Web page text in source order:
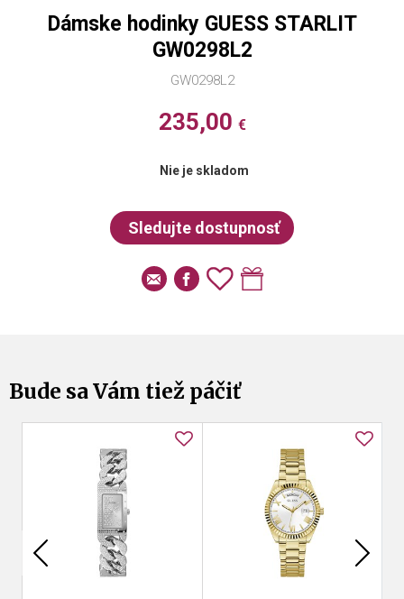
GW0298L2
Dámske hodinky GUESS STARLIT
GW0298L2
235,00 €
Nie je skladom
Bude sa Vám tiež páčiť